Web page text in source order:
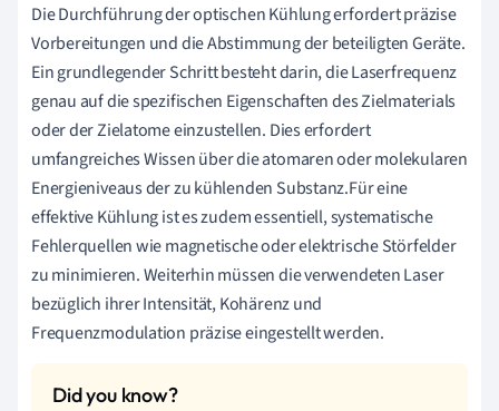
Die Durchführung der optischen Kühlung erfordert präzise
Vorbereitungen und die Abstimmung der beteiligten Geräte.
Ein grundlegender Schritt besteht darin, die Laserfrequenz
genau auf die spezifischen Eigenschaften des Zielmaterials
oder der Zielatome einzustellen. Dies erfordert
umfangreiches Wissen über die atomaren oder molekularen
Energieniveaus der zu kühlenden Substanz.Für eine
effektive Kühlung ist es zudem essentiell, systematische
Fehlerquellen wie magnetische oder elektrische Störfelder
zu minimieren. Weiterhin müssen die verwendeten Laser
bezüglich ihrer Intensität, Kohärenz und
Frequenzmodulation präzise eingestellt werden.